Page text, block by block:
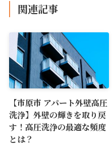
関連記事
【市原市 アパート外壁高圧
洗浄】外壁の輝きを取り戻
す！高圧洗浄の最適な頻度
とは？